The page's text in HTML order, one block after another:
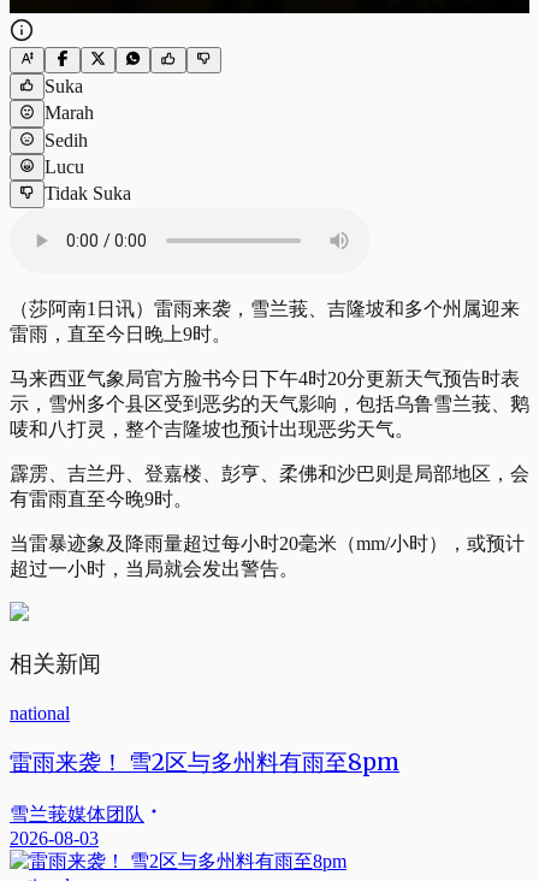
Suka
Marah
Sedih
Lucu
Tidak Suka
（莎阿南1日讯）雷雨来袭，雪兰莪、吉隆坡和多个州属迎来
雷雨，直至今日晚上9时。
马来西亚气象局官方脸书今日下午4时20分更新天气预告时表
示，雪州多个县区受到恶劣的天气影响，包括乌鲁雪兰莪、鹅
唛和八打灵，整个吉隆坡也预计出现恶劣天气。
霹雳、吉兰丹、登嘉楼、彭亨、柔佛和沙巴则是局部地区，会
有雷雨直至今晚9时。
当雷暴迹象及降雨量超过每小时20毫米（mm/小时），或预计
超过一小时，当局就会发出警告。
相关新闻
national
雷雨来袭！ 雪2区与多州料有雨至8pm
雪兰莪媒体团队
2026-08-03